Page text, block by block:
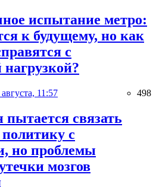
испытание метро:
к будущему, но как
с
11:57 498
пытается связать
с
но проблемы
мозгов